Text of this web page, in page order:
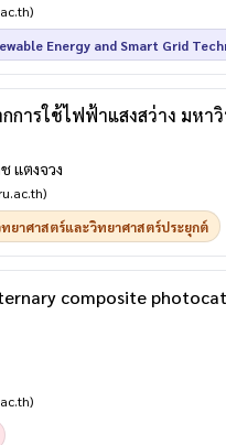
Energy and Smart Grid
การใช้ไฟฟ้าแสงสว่าง มห
แตงจวง
ทยาศาสตร์และวิทยาศาสตร์ประยุกต์
ternary composite